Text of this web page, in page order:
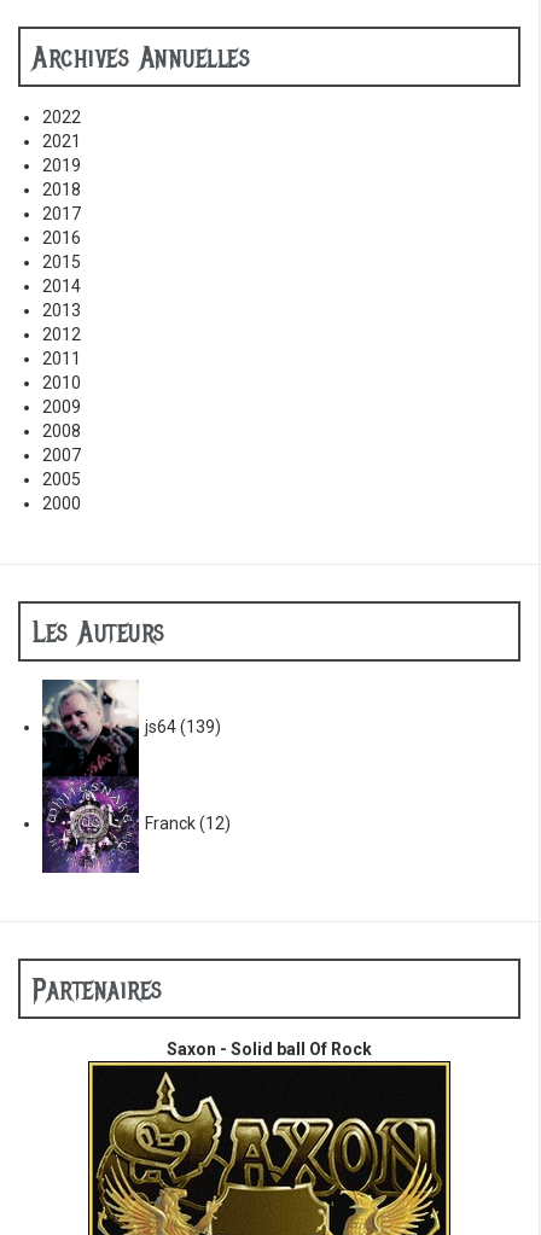
Archives Annuelles
2022
2021
2019
2018
2017
2016
2015
2014
2013
2012
2011
2010
2009
2008
2007
2005
2000
Les Auteurs
js64(139)
Franck(12)
Partenaires
Saxon - Solid ball Of Rock